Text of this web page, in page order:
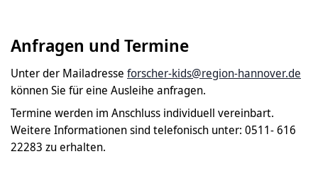
Anfragen und Termine
Unter der Mailadresse forscher-kids@region-hannover.de
können Sie für eine Ausleihe anfragen.
Termine werden im Anschluss individuell vereinbart.
Weitere Informationen sind telefonisch unter: 0511- 616
22283 zu erhalten.